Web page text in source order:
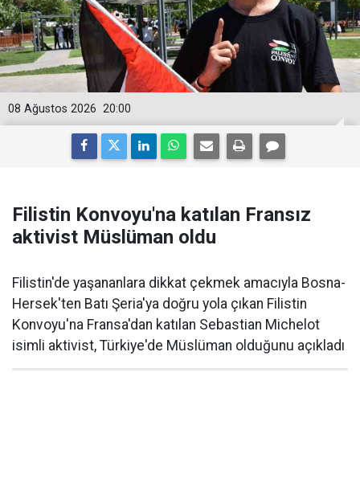
20:00
08 Ağustos 2026
Filistin Konvoyu'na katılan Fransız
aktivist Müslüman oldu
Filistin'de yaşananlara dikkat çekmek amacıyla Bosna-
Hersek'ten Batı Şeria'ya doğru yola çıkan Filistin
Konvoyu'na Fransa'dan katılan Sebastian Michelot
isimli aktivist, Türkiye'de Müslüman olduğunu açıkladı